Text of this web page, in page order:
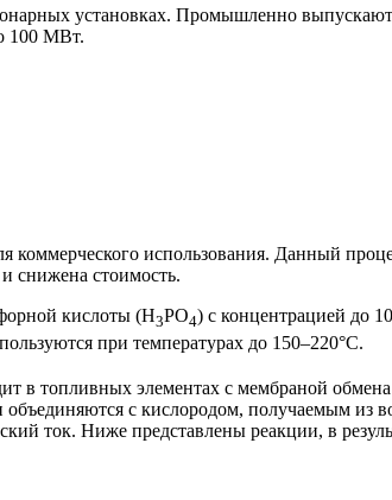
установках. Промышленно
100 МВт.
использования. Данный
снижена стоимость.
кислоты (H3PO4) с концентрацией до
при температурах до 150–220°C.
в топливных элементах с мембраной
с кислородом, получаемым из
ток. Ниже представлены реакции, в